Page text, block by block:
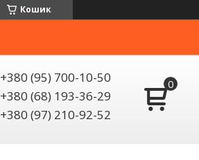
Кошик
+380 (95) 700-10-50
+380 (68) 193-36-29
+380 (97) 210-92-52